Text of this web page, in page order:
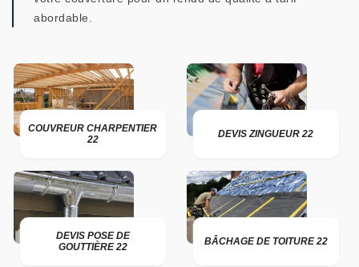
abordable.
COUVREUR CHARPENTIER
22
DEVIS ZINGUEUR 22
DEVIS POSE DE
GOUTTIÈRE 22
BÂCHAGE DE TOITURE 22